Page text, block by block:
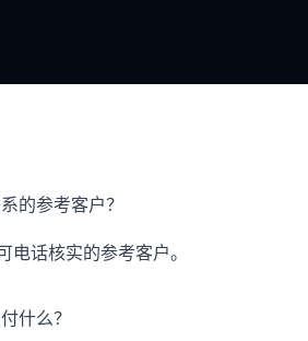
的参考客户？
话核实的参考客户。
什么？